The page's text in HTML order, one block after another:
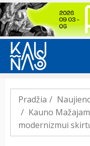
Previous
Pradžia
Kauno
modernizmui